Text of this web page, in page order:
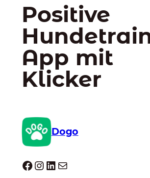
Positive
App mit
Klicker
Dogo
Dogo facebook InstagramLinkedIn E-Mail